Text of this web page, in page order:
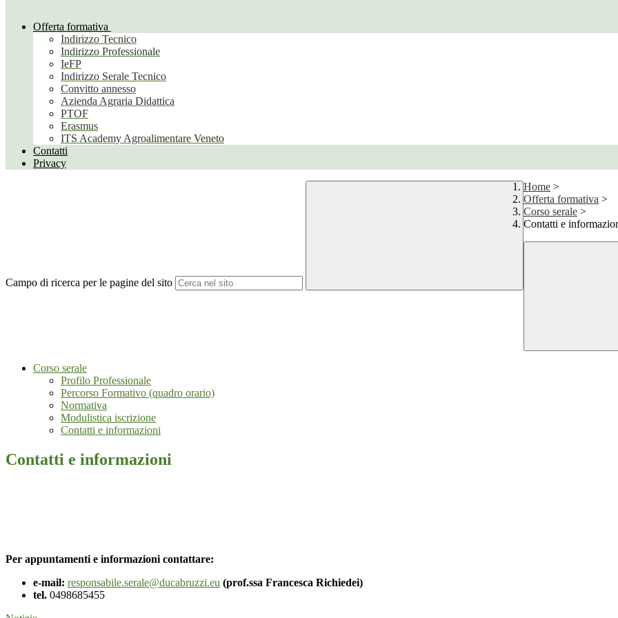
Offerta formativa
Indirizzo Tecnico
Indirizzo Professionale
IeFP
Indirizzo Serale Tecnico
Convitto annesso
Azienda Agraria Didattica
PTOF
Erasmus
ITS Academy Agroalimentare Veneto
Contatti
Privacy
Campo di ricerca per le pagine del sito
Home >
Offerta formativa >
Corso serale >
Contatti e
Corso serale
Profilo Professionale
Percorso Formativo (quadro orario)
Normativa
Modulistica iscrizione
Contatti e informazioni
Contatti e informazioni
Per appuntamenti e informazioni contattare:
e-mail: responsabile.serale@ducabruzzi.eu (prof.ssa Francesca Richiedei)
tel. 0498685455